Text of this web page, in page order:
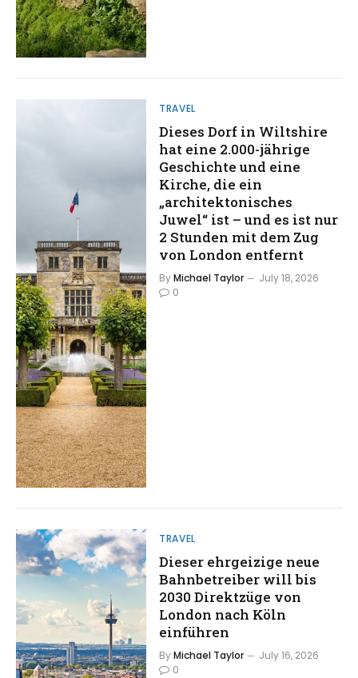
TRAVEL
Dieses Dorf in Wiltshire
hat eine 2.000-jährige
Geschichte und eine
Kirche, die ein
„architektonisches
Juwel“ ist – und es ist nur
2 Stunden mit dem Zug
von London entfernt
ByMichael Taylor
July 18, 2026
0
TRAVEL
Dieser ehrgeizige neue
Bahnbetreiber will bis
2030 Direktzüge von
London nach Köln
einführen
ByMichael Taylor
July 16, 2026
0